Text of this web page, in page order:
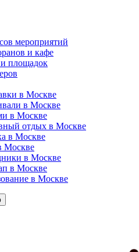
мероприятий
и кафе
площадок
в Москве
в Москве
в Москве
отдых в Москве
в Москве
Москве
в Москве
в Москве
в Москве